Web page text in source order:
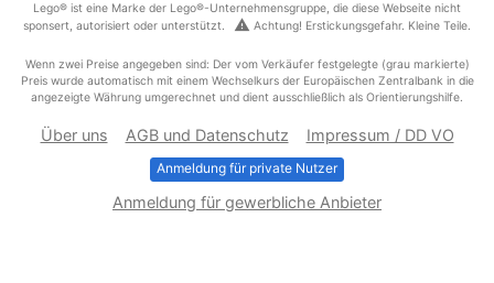
Lego® ist eine Marke der Lego®-Unternehmensgruppe, die diese Webseite nicht
sponsert, autorisiert oder unterstützt.
warning Achtung! Erstickungsgefahr. Kleine Teile.
Wenn zwei Preise angegeben sind: Der vom Verkäufer festgelegte (grau markierte)
Preis wurde automatisch mit einem Wechselkurs der Europäischen Zentralbank in die
angezeigte Währung umgerechnet und dient ausschließlich als Orientierungshilfe.
Über uns AGB und Datenschutz Impressum / DD VO
Anmeldung für private Nutzer
Anmeldung für gewerbliche Anbieter